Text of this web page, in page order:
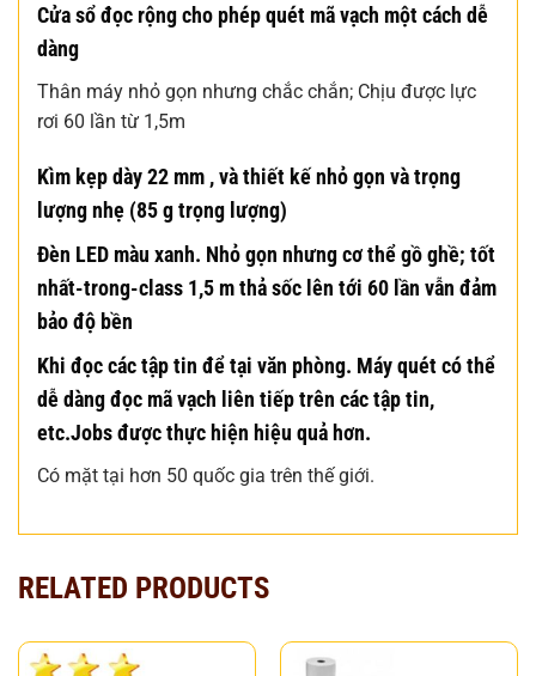
Cửa sổ đọc rộng cho phép quét mã vạch một cách dễ
dàng
Thân máy nhỏ gọn nhưng chắc chắn; Chịu được lực
rơi 60 lần từ 1,5m
Kìm kẹp dày 22 mm , và thiết kế nhỏ gọn và trọng
lượng nhẹ (85 g trọng lượng)
Đèn LED màu xanh. Nhỏ gọn nhưng cơ thể gồ ghề; tốt
nhất-trong-class 1,5 m thả sốc lên tới 60 lần vẫn đảm
bảo độ bền
Khi đọc các tập tin để tại văn phòng. Máy quét có thể
dễ dàng đọc mã vạch liên tiếp trên các tập tin,
etc.Jobs được thực hiện hiệu quả hơn.
Có mặt tại hơn 50 quốc gia trên thế giới.
RELATED PRODUCTS